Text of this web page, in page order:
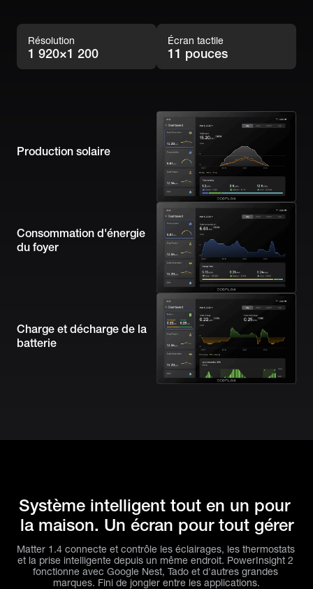
Résolution
1 920×1 200
Écran tactile
11 pouces
Production solaire
Consommation d'énergie
du foyer
Charge et décharge de la
batterie
Système intelligent tout en un pour
la maison. Un écran pour tout gérer
Matter 1.4 connecte et contrôle les éclairages, les thermostats
et la prise intelligente depuis un même endroit. PowerInsight 2
fonctionne avec Google Nest, Tado et d'autres grandes
marques. Fini de jongler entre les applications.